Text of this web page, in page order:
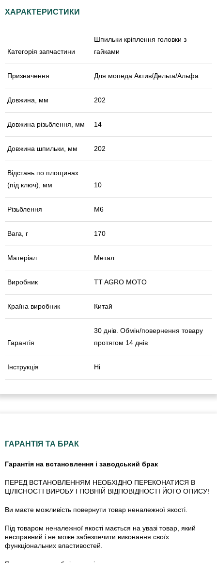
ХАРАКТЕРИСТИКИ
Категорія запчастини
Шпильки кріплення головки з
гайками
Призначення Для мопеда Актив/Дельта/Альфа
Довжина, мм 202
Довжина різьблення, мм 14
Довжина шпильки, мм 202
Відстань по площинах
(під ключ), мм
10
Різьблення М6
Вага, г 170
Матеріал Метал
Виробник TT AGRO MOTO
Країна виробник Китай
Гарантія
30 днів. Обмін/повернення товару
протягом 14 днів
Інструкція Ні
ГАРАНТІЯ ТА БРАК
Гарантія на встановлення і заводський брак
ПЕРЕД ВСТАНОВЛЕННЯМ НЕОБХІДНО ПЕРЕКОНАТИСЯ В
ЦІЛІСНОСТІ ВИРОБУ І ПОВНІЙ ВІДПОВІДНОСТІ ЙОГО ОПИСУ!
Ви маєте можливість повернути товар неналежної якості.
Під товаром неналежної якості мається на увазі товар, який
несправний і не може забезпечити виконання своїх
функціональних властивостей.